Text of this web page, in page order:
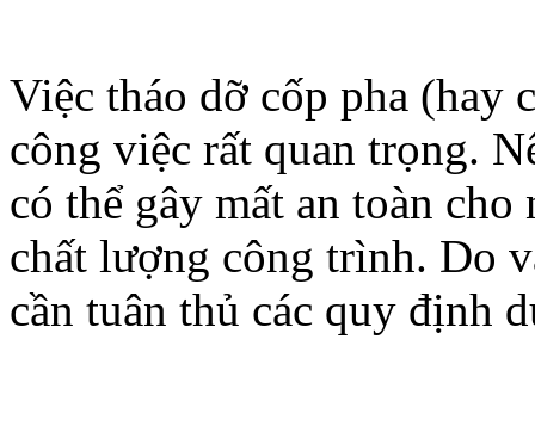
Việc tháo dỡ cốp pha (hay
công việc rất quan trọng.
có thể gây mất an toàn
chất lượng công trình. Do
cần tuân thủ các quy định